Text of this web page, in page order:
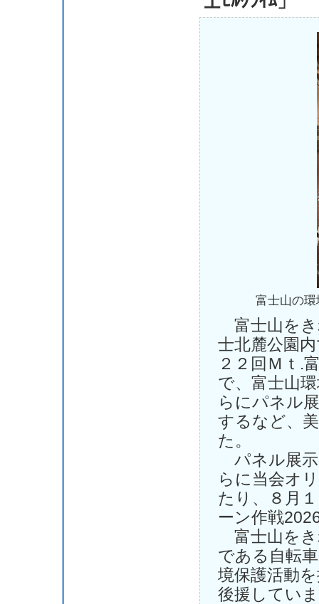
富士山の
富士山をき
士北麓公園
２２回Ｍｔ.
で、富士山
らにパネル
するなど、
た。
パネル展示
らに当会オ
たり、８月
ーン作戦
富士山をき
である自転
境保護活動
後援してい